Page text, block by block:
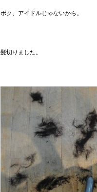
ボク、アイドルじゃないから。
髪切りました。